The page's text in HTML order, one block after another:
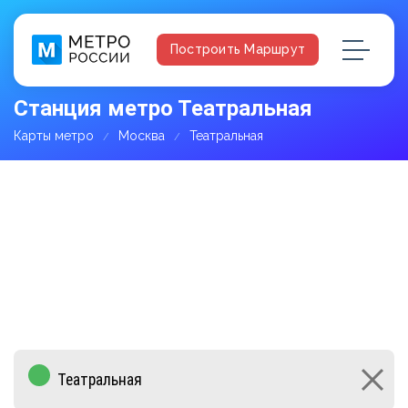
Построить Маршрут
Станция метро Театральная
Карты метро Москва Театральная